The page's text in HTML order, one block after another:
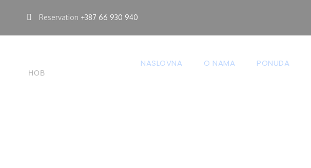
Reservation +387 66 930 940
NASLOVNA O NAMA PONUDA
НОВ